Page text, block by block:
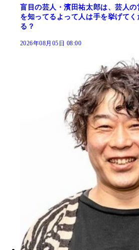
盲目の芸人・濱田祐太郎は、芸人
を知ってるよって人は手を挙げて
る？
2026年08月05日 08:00